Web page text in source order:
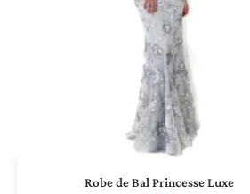
Robe de Bal Princesse Luxe